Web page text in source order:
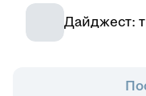
Дайджест: